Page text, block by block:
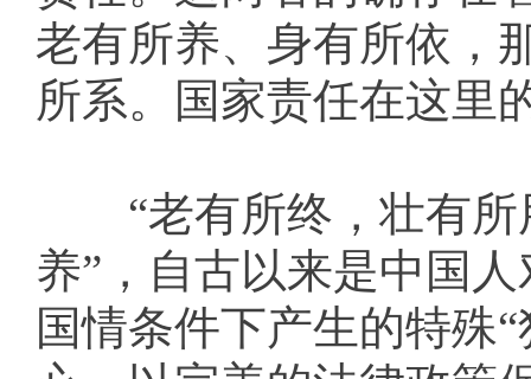
老有所养、身有所依，
所系。国家责任在这里
“老有所终，壮有所
养”，自古以来是中国
国情条件下产生的特殊